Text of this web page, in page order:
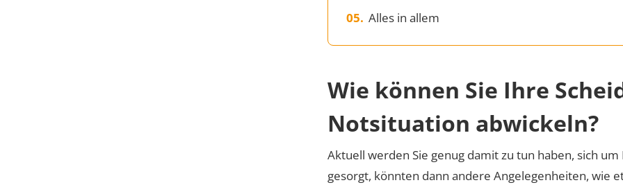
Alles in allem
Wie können Sie Ihre
Notsituation abwickeln?
Aktuell werden Sie genug damit zu tun haben, sich
gesorgt, könnten dann andere Angelegenheiten, wie